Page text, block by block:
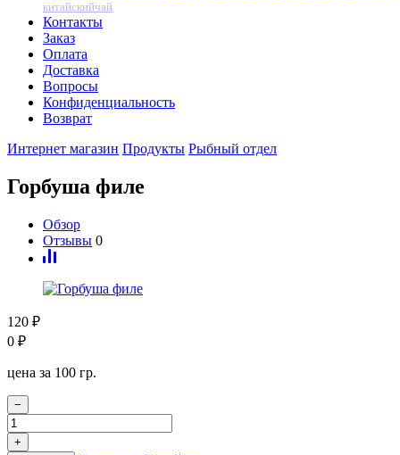
китайскийчай
Контакты
Заказ
Оплата
Доставка
Вопросы
Конфиденциальность
Возврат
Интернет магазин Продукты Рыбный отдел
Горбуша филе
Обзор
Отзывы 0
120 ₽
0 ₽
цена за 100 гр.
−
+